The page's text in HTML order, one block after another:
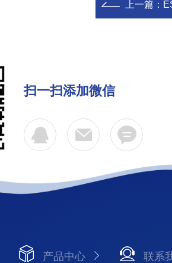
上一篇：
扫一扫添加微信
产品中心 联系